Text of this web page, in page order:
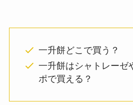
一升餅どこで買う？
一升餅はシャトレーゼ
ポで買える？